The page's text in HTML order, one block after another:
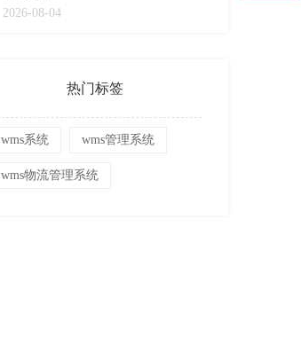
2026-08-04
热门标签
wms系统 wms管理系统
wms物流管理系统